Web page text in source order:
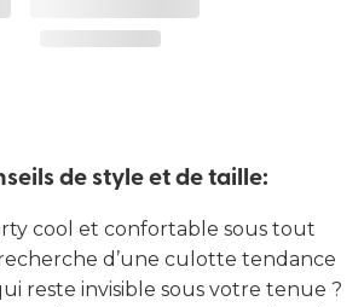
de style et de taille:
cool et confortable sous tout
d’une culotte tendance
reste invisible sous votre tenue ?